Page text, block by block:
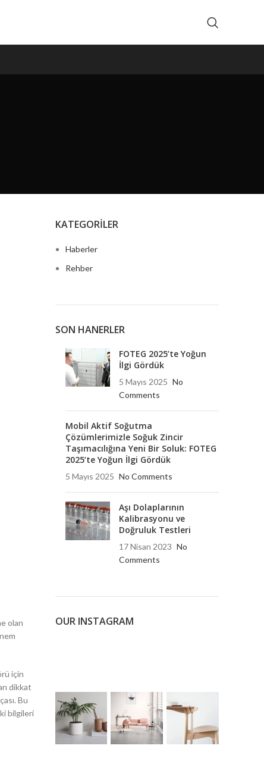
olan
için
dikkat
Bu
bilgileri
KATEGORILER
Haberler
Rehber
SON HANERLER
FOTEG 2025’te Yoğun
İlgi Gördük
5 Mayıs 2025 No
Comments
Mobil Aktif Soğutma
Çözümlerimizle Soğuk Zincir
Taşımacılığına Yeni Bir Soluk: FOTEG
2025’te Yoğun İlgi Gördük
5 Mayıs 2025 No Comments
Aşı Dolaplarının
Kalibrasyonu ve
Doğruluk Testleri
17 Nisan 2023 No
Comments
OUR INSTAGRAM